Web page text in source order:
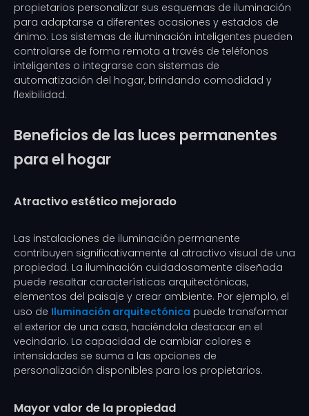
propietarios personalizar sus esquemas de iluminación
para adaptarse a diferentes ocasiones y estados de
ánimo. Los sistemas de iluminación inteligentes pueden
controlarse de forma remota a través de teléfonos
inteligentes o integrarse con sistemas de
automatización del hogar, brindando comodidad y
flexibilidad.
Beneficios de las luces permanentes
para el hogar
Atractivo estético mejorado
Las instalaciones de iluminación permanente
contribuyen significativamente al atractivo visual de una
propiedad. La iluminación cuidadosamente diseñada
puede resaltar características arquitectónicas,
elementos del paisaje y crear ambiente. Por ejemplo, el
uso de Iluminación arquitectónica puede transformar
el exterior de una casa, haciéndola destacar en el
vecindario. La capacidad de cambiar colores e
intensidades se suma a las opciones de
personalización disponibles para los propietarios.
Mayor valor de la propiedad